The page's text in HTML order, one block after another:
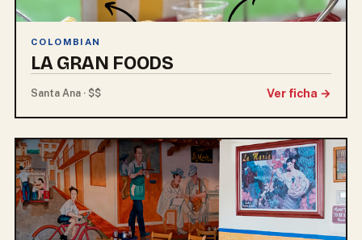
COLOMBIAN
LA GRAN FOODS
Santa Ana · $$ Ver ficha →